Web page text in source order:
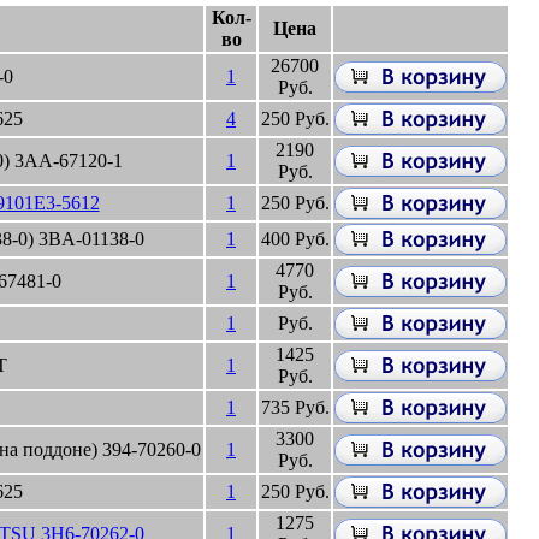
Кол-
во
Цена
0 1
26700
Руб.
4 250 Руб.
3AA-67120-1 1
2190
Руб.
5612
1
250 Руб.
0) 3BA-01138-0
1 400 Руб.
0 1
4770
Руб.
1
Руб.
1
1425
Руб.
1
735 Руб.
поддоне) 394-70260-0 1
3300
Руб.
1 250 Руб.
3H6-70262-0 1
1275